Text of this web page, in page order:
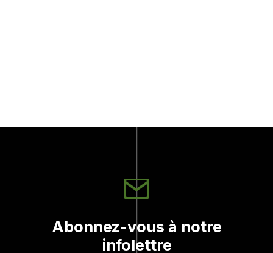
Abonnez-vous à notre
infolettre